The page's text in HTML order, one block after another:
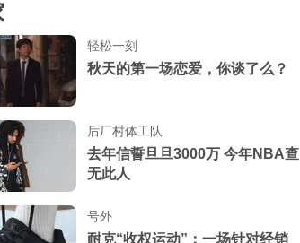
轻松一刻
秋天的第一场恋爱，你谈了么？
后厂村体工队
去年信誓旦旦3000万 今年NBA查
无此人
号外
耐克“收权运动”：一场针对经销